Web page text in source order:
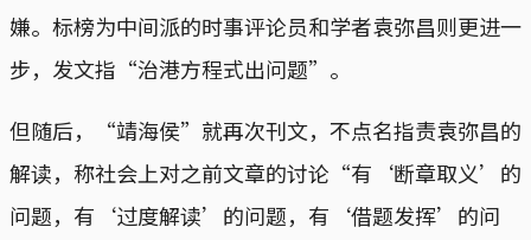
嫌。标榜为中间派的时事评论员和学者袁弥昌则更进一
步，发文指“治港方程式出问题”。
但随后，“靖海侯”就再次刊文，不点名指责袁弥昌的
解读，称社会上对之前文章的讨论“有‘断章取义’的
问题，有‘过度解读’的问题，有‘借题发挥’的问